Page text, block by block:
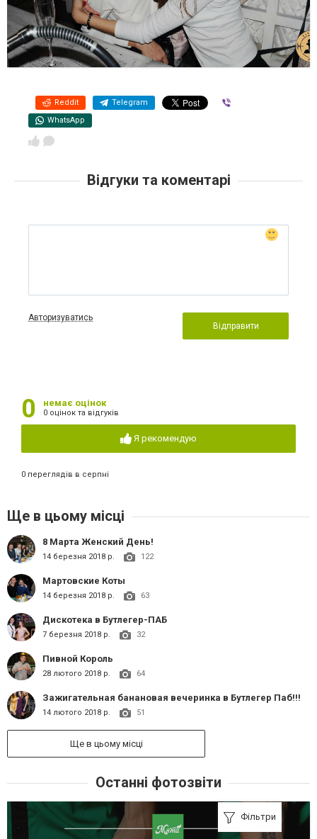
Reddit Telegram
WhatsApp
Відгуки та коментарі
Авторизуватись
Відправити
0 немає оцінок
0 оцінок та відгуків
Я рекомендую
0 переглядів в серпні
Ще в цьому місці
8 Марта Женский День!
14 березня 2018 р. 122
Мартовские Коты
14 березня 2018 р. 63
Дискотека в Бутлегер-ПАБ
7 березня 2018 р. 32
Пивной Король
28 лютого 2018 р. 64
Зажигательная банановая вечеринка в Бутлегер Паб!!!
14 лютого 2018 р. 51
Ще в цьому місці
Останні фотозвіти
Фільтри